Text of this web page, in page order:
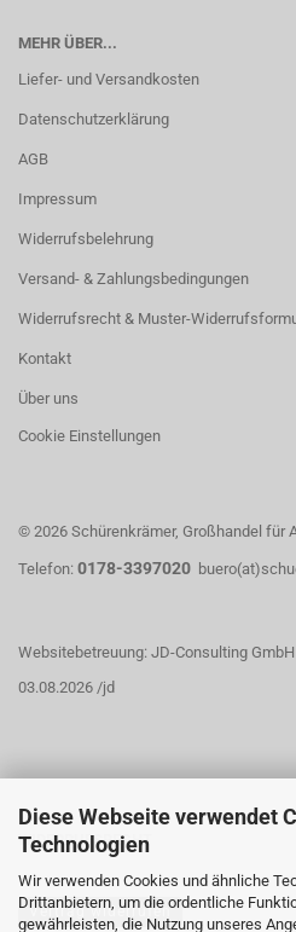
Diese Webseite verwendet
Technologien
Wir verwenden Cookies und ähnliche
Drittanbietern, um die ordentliche
gewährleisten, die Nutzung unseres
MEHR ÜBER...
Liefer- und Versandkosten
Datenschutzerklärung
AGB
Impressum
Widerrufsbelehrung
Versand- & Zahlungsbedingungen
Widerrufsrecht & Muster-
Kontakt
Über uns
Cookie Einstellungen
© 2026 Schürenkrämer, Großhandel für
Telefon: 0178-3397020
Websitebetreuung: JD-Consulting GmbH
03.08.2026 /jd
WIDERRUFSRECHT
Vertrag widerrufen